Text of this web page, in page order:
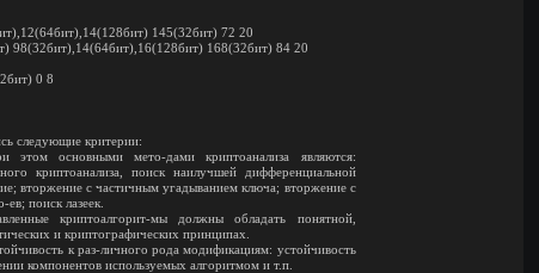
145(32бит) 72 20
98(32бит),14(64бит),16(128бит) 168(32бит) 84 20
0 8
следующие критерии:
этом основными мето-дами криптоанализа являются:
криптоанализа, поиск наилучшей дифференциальной
вторжение с частичным угадыванием ключа; вторжение с
поиск лазеек.
криптоалгорит-мы должны обладать понятной,
и криптографических принципах.
к раз-личного рода модификациям: устойчивость
компонентов используемых алгоритмом и т.п.